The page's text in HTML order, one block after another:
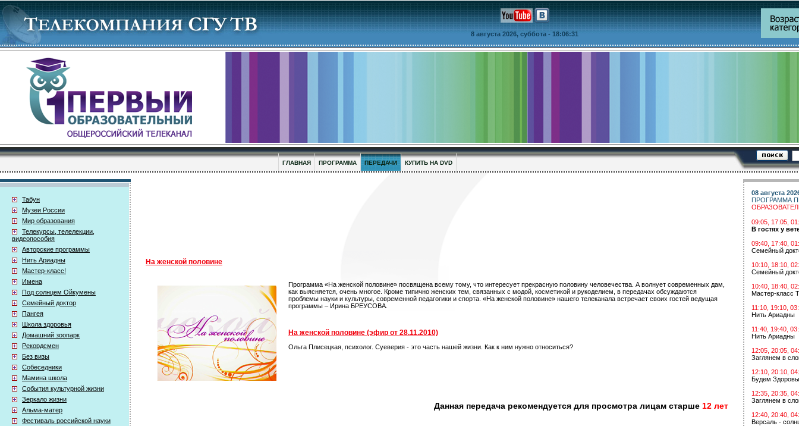
8 августа 2026, суббота - 18:06:31
ГЛАВНАЯ ПРОГРАММА ПЕРЕДАЧИ КУПИТЬ НА DVD
Табун
Музеи России
Мир образования
Телекурсы, телелекции,
видеопособия
Авторские программы
Нить Ариадны
Мастер-класс!
Имена
Под солнцем Ойкумены
Семейный доктор
Пангея
Школа здоровья
Домашний зоопарк
Рекордсмен
Без визы
Собеседники
Мамина школа
События культурной жизни
Зеркало жизни
Альма-матер
Фестиваль российской науки
На женской половине
Программа «На женской половине» посвящена всему тому, что интересует прекрасную половину человечества. А волнует современных дам,
как выясняется, очень многое. Кроме типично женских тем, связанных с модой, косметикой и рукоделием, в передачах обсуждаются
проблемы науки и культуры, современной педагогики и спорта. «На женской половине» нашего телеканала встречает своих гостей ведущая
программы – Ирина БРЕУСОВА.
На женской половине (эфир от 28.11.2010)
Ольга Плисецкая, психолог. Суеверия - это часть нашей жизни. Как к ним нужно относиться?
Данная передача рекомендуется для просмотра лицам старше 12 лет
08 августа
ПРОГРАММА
09:05, 17:05,
В гостях у
09:40, 17:40,
Семейный
10:10, 18:10,
Семейный
10:40, 18:40,
Мастер-класс
11:10, 19:10,
Нить Ариадны
11:40, 19:40,
Нить Ариадны
12:05, 20:05,
Заглянем в
12:10, 20:10,
Будем
12:35, 20:35,
Заглянем в
12:40, 20:40,
Версаль -